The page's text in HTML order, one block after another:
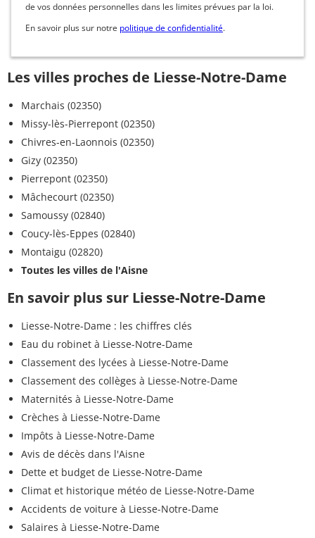
de vos données personnelles dans les limites prévues par la loi.
En savoir plus sur notre politique de confidentialité.
Les villes proches de Liesse-Notre-Dame
Marchais (02350)
Missy-lès-Pierrepont (02350)
Chivres-en-Laonnois (02350)
Gizy (02350)
Pierrepont (02350)
Mâchecourt (02350)
Samoussy (02840)
Coucy-lès-Eppes (02840)
Montaigu (02820)
Toutes les villes de l'Aisne
En savoir plus sur Liesse-Notre-Dame
Liesse-Notre-Dame : les chiffres clés
Eau du robinet à Liesse-Notre-Dame
Classement des lycées à Liesse-Notre-Dame
Classement des collèges à Liesse-Notre-Dame
Maternités à Liesse-Notre-Dame
Crèches à Liesse-Notre-Dame
Impôts à Liesse-Notre-Dame
Avis de décès dans l'Aisne
Dette et budget de Liesse-Notre-Dame
Climat et historique météo de Liesse-Notre-Dame
Accidents de voiture à Liesse-Notre-Dame
Salaires à Liesse-Notre-Dame